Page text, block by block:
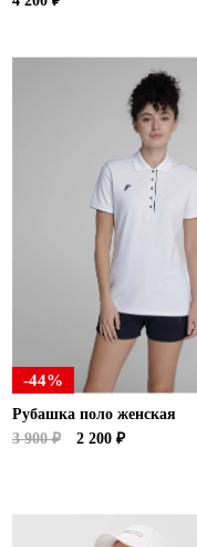
-44%
Рубашка поло женская
3 900 ₽
2 200 ₽